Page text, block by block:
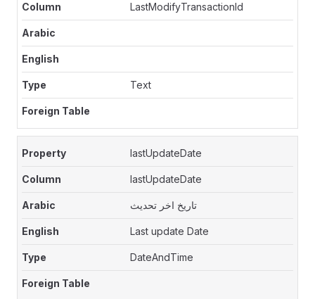
LastModifyTransactionId
Text
lastUpdateDate
lastUpdateDate
تاريخ اخر تحديث
Last update Date
DateAndTime